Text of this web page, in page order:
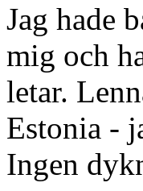
Jag hade
mig och
letar.
Estonia -
Ingen